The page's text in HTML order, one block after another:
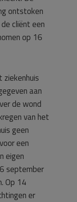
ontstoken
cliënt een
op 16
aan
de wond
van het
geen
een
eigen
september
Op 14
er